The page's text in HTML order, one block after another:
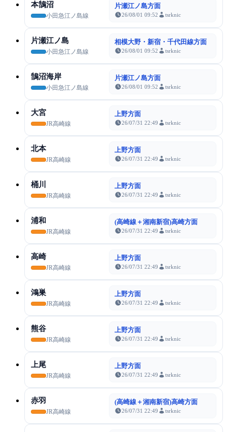
本鵠沼
小田急江ノ島線
片瀬江ノ島方面
26/08/01 09:52 tsrknic
片瀬江ノ島
小田急江ノ島線
相模大野・新宿・千代田線方面
26/08/01 09:52 tsrknic
鵠沼海岸
小田急江ノ島線
片瀬江ノ島方面
26/08/01 09:52 tsrknic
大宮
JR高崎線
上野方面
26/07/31 22:49 tsrknic
北本
JR高崎線
上野方面
26/07/31 22:49 tsrknic
桶川
JR高崎線
上野方面
26/07/31 22:49 tsrknic
浦和
JR高崎線
(高崎線＋湘南新宿)高崎方面
26/07/31 22:49 tsrknic
高崎
JR高崎線
上野方面
26/07/31 22:49 tsrknic
鴻巣
JR高崎線
上野方面
26/07/31 22:49 tsrknic
熊谷
JR高崎線
上野方面
26/07/31 22:49 tsrknic
上尾
JR高崎線
上野方面
26/07/31 22:49 tsrknic
赤羽
JR高崎線
(高崎線＋湘南新宿)高崎方面
26/07/31 22:49 tsrknic